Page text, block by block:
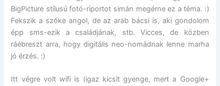
BigPicture stílusú fotó-riportot simán megérne ez a téma. :)
Fekszik a szőke angol, de az arab bácsi is, aki gondolom
épp sms-ezik a családjának, stb. Vicces, de közben
ráébreszt arra, hogy digitális neo-nomádnak lenne marha
jó érzés. :)
Itt végre volt wifi is (igaz kicsit gyenge, mert a Google+